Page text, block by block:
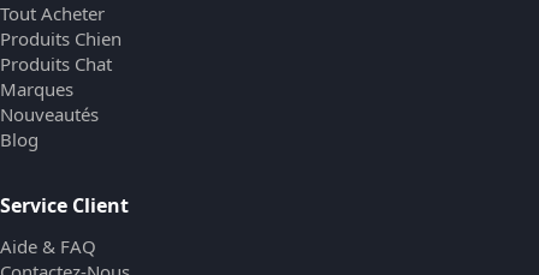
Tout Acheter
Produits Chien
Produits Chat
Marques
Nouveautés
Blog
Service Client
Aide & FAQ